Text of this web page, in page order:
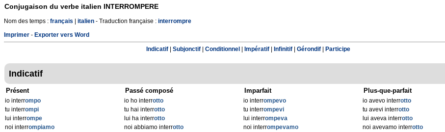
Conjugaison du verbe italien INTERROMPERE
Nom des temps : français italien - Traduction française : interrompre
Imprimer - Exporter vers Word
Indicatif Subjonctif Conditionnel Impératif Infinitif Gérondif Participe
Indicatif
Présent
io interrompo
tu interrompi
lui interrompe
noi interrompiamo
Passé composé
io ho interrotto
tu hai interrotto
lui ha interrotto
noi abbiamo interrotto
Imparfait
io interrompevo
tu interrompevi
lui interrompeva
noi interrompevamo
Plus-que-parfait
io avevo interrotto
tu avevi interrotto
lui aveva interrotto
noi avevamo interrotto